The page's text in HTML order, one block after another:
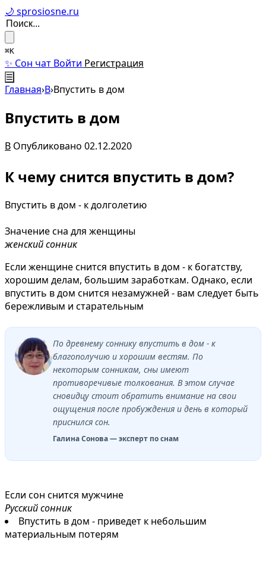
🌙 sprosiosne.ru
⌘K
✨ Сон чат Войти Регистрация
☰
Главная›В›Впустить в дом
Впустить в дом
В Опубликовано 02.12.2020
К чему снится впустить в дом?
Впустить в дом - к долголетию
Значение сна для женщины
женский сонник
Если женщине снится впустить в дом - к богатству,
хорошим делам, большим заработкам. Однако, если
впустить в дом снится незамужней - вам следует быть
бережливым и старательным
По древнему соннику впустить в дом - к
благополучию и хорошим вестям. По
некоторым сонникам, сны имеют
противоречивые толкования. В этом случае
сновидцу стоит обратить внимание на свои
ощущения после пробуждения и день в который
приснился сон.
Галина Сонова — эксперт по снам
Если сон снится мужчине
Русский сонник
Впустить в дом - приведет к небольшим
материальным потерям